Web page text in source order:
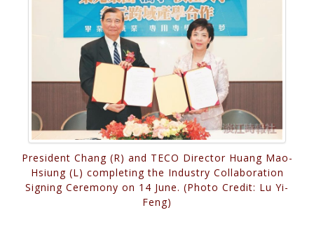
President Chang (R) and TECO Director Huang Mao-
Hsiung (L) completing the Industry Collaboration
Signing Ceremony on 14 June. (Photo Credit: Lu Yi-
Feng)